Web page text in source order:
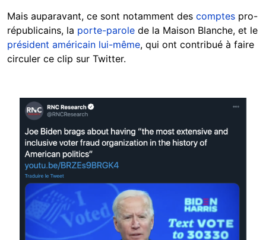
Mais auparavant, ce sont notamment des comptes pro-
républicains, la porte-parole de la Maison Blanche, et le
président américain lui-même, qui ont contribué à faire
circuler ce clip sur Twitter.
Image